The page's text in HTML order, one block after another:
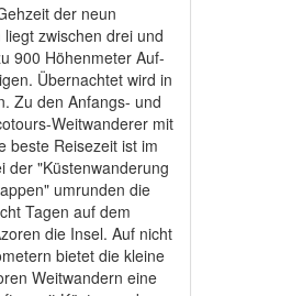
der neun
zwischen drei und
900 Höhenmeter Auf-
Übernachtet wird in
Zu den Anfangs- und
Weitwanderer mit
beste Reisezeit ist im
der "Küstenwanderung
umrunden die
Tagen auf dem
die Insel. Auf nicht
bietet die kleine
Weitwandern eine